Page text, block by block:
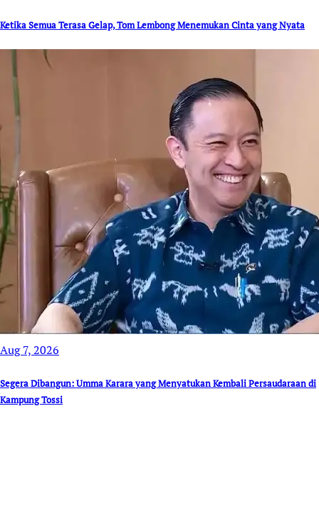
Ketika Semua Terasa Gelap, Tom Lembong Menemukan Cinta yang Nyata
Aug 7, 2026
Segera Dibangun: Umma Karara yang Menyatukan Kembali Persaudaraan di
Kampung Tossi